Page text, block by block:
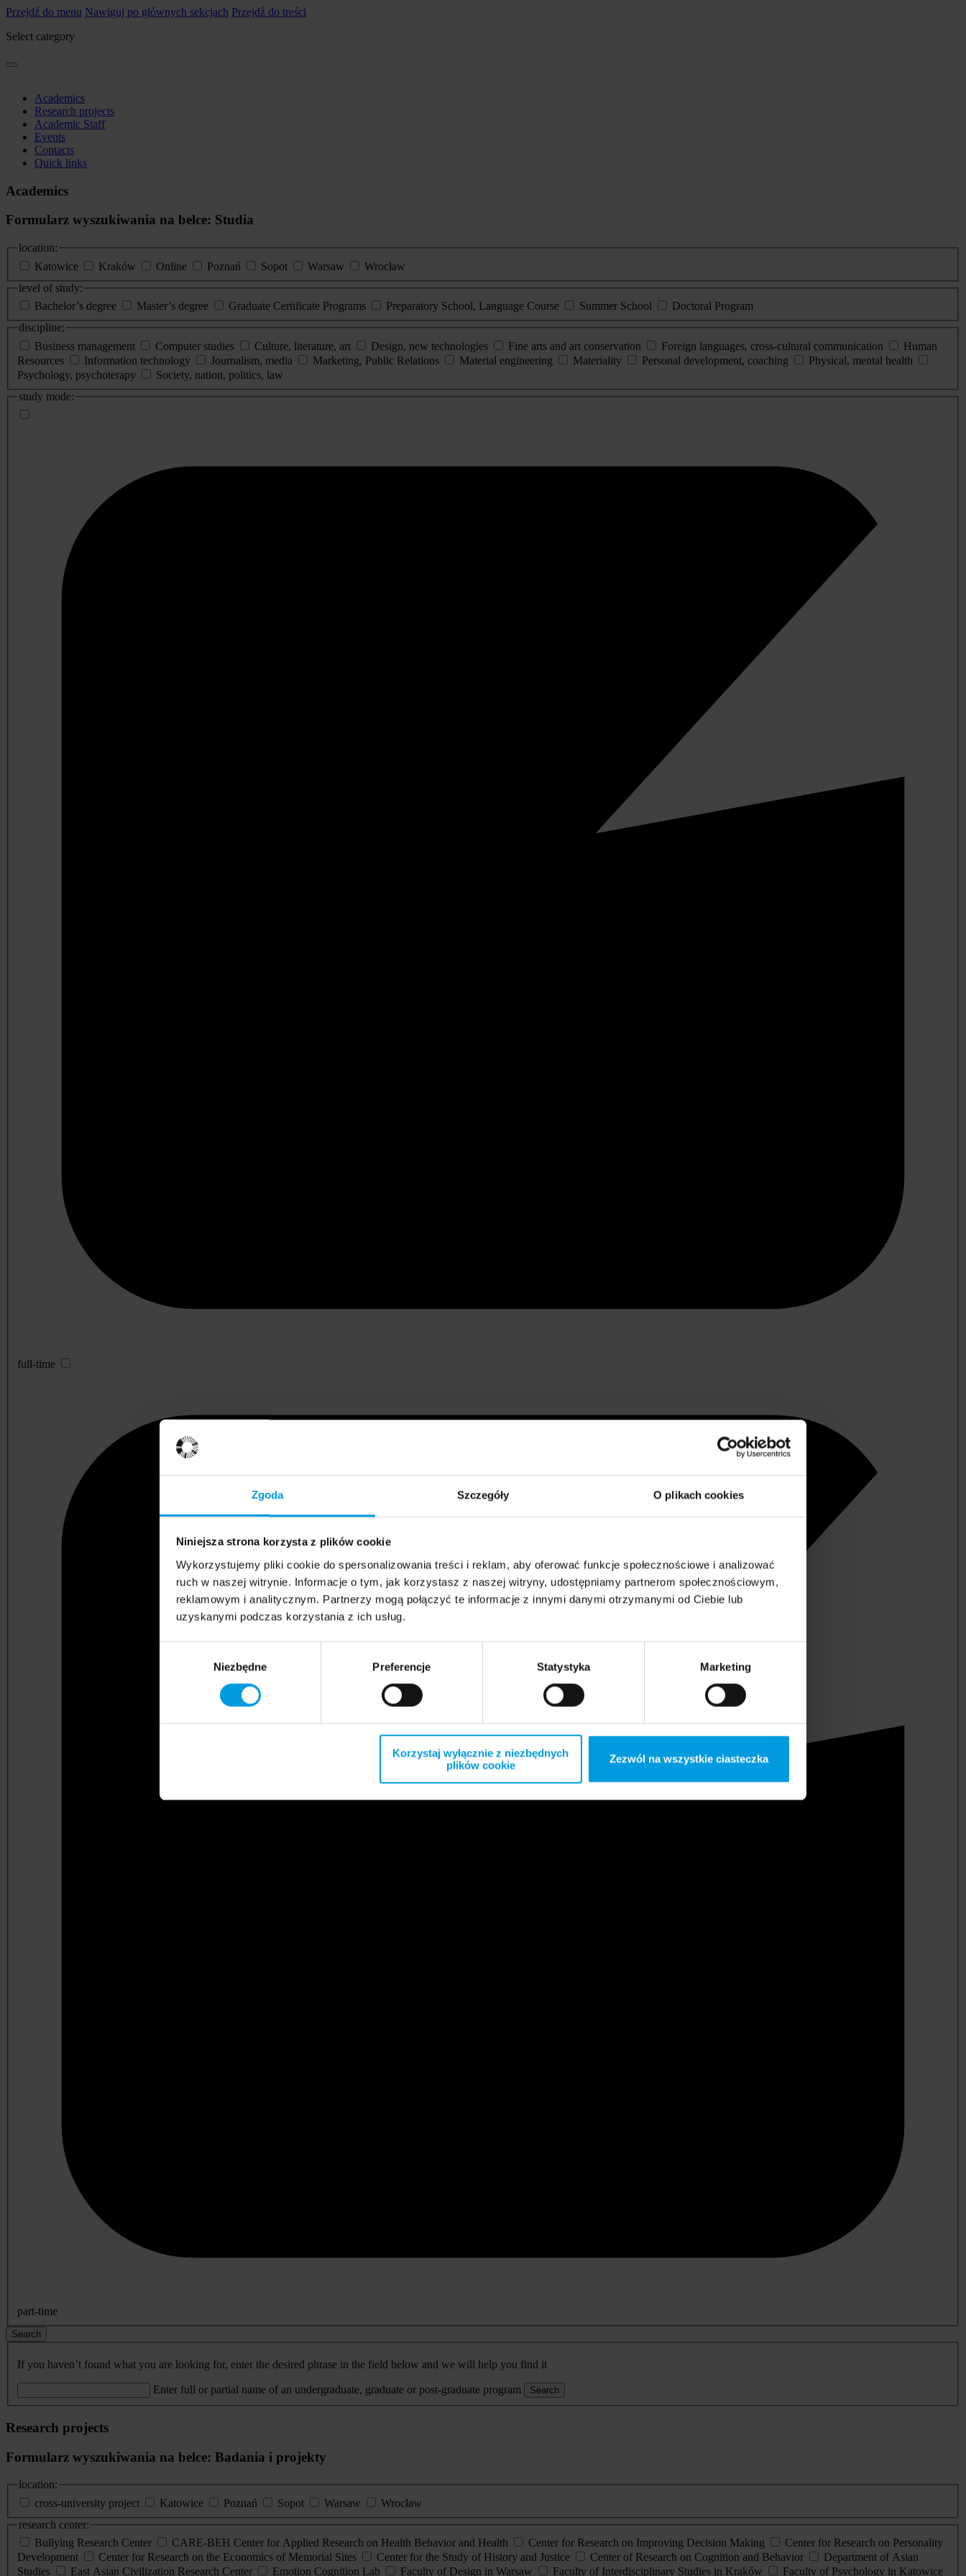
Zgoda Szczegóły O plikach cookies
Niniejsza strona korzysta z plików cookie
Wykorzystujemy pliki cookie do spersonalizowania treści i reklam, aby oferować funkcje społecznościowe i analizować
ruch w naszej witrynie. Informacje o tym, jak korzystasz z naszej witryny, udostępniamy partnerom społecznościowym,
reklamowym i analitycznym. Partnerzy mogą połączyć te informacje z innymi danymi otrzymanymi od Ciebie lub
uzyskanymi podczas korzystania z ich usług.
Niezbędne Preferencje Statystyka Marketing
Korzystaj wyłącznie z niezbędnych
plików cookie
Zezwól na wszystkie ciasteczka
Przejdź do menu Nawiguj po głównych sekcjach Przejdź do treści
Select category
Academics
Research projects
Academic Staff
Events
Contacts
Quick links
Academics
Formularz wyszukiwania na belce: Studia
location:
Katowice
Kraków Online Poznań Sopot Warsaw
Wrocław
level of study:
Bachelor’s degree
Master’s degree Graduate Certificate Programs Preparatory School, Language Course Summer School
Doctoral Program
discipline:
Business management
Computer studies Culture, literature, art Design, new technologies Fine arts and art conservation Foreign languages, cross-cultural communication
Human
Resources
Information technology Journalism, media Marketing, Public Relations Material engineering Materiality Personal development, coaching
Physical, mental health
Psychology, psychoterapy
Society, nation, politics, law
study mode:
full-time
part-time
Search
If you haven’t found what you are looking for, enter the desired phrase in the field below and we will help you find it
Enter full or partial name of an undergraduate, graduate or post-graduate program Search
Research projects
Formularz wyszukiwania na belce: Badania i projekty
location:
cross-university project
Katowice Poznań Sopot Warsaw
Wrocław
research center:
Bullying Research Center
CARE-BEH Center for Applied Research on Health Behavior and Health Center for Research on Improving Decision Making
Center for Research on Personality
Development
Center for Research on the Economics of Memorial Sites Center for the Study of History and Justice Center of Research on Cognition and Behavior
Department of Asian
Studies
East Asian Civilization Research Center Emotion Cognition Lab Faculty of Design in Warsaw Faculty of Interdisciplinary Studies in Kraków Faculty of Psychology in Katowice